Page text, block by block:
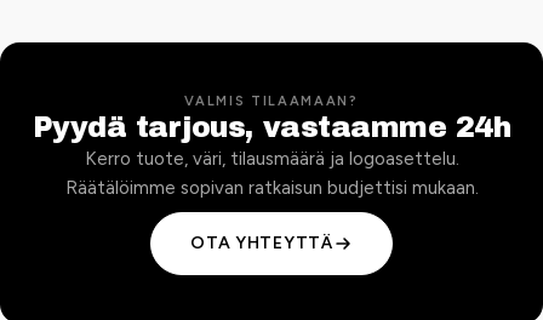
VALMIS TILAAMAAN?
Pyydä tarjous, vastaamme 24h
Kerro tuote, väri, tilausmäärä ja logoasettelu.
Räätälöimme sopivan ratkaisun budjettisi mukaan.
OTA YHTEYTTÄ